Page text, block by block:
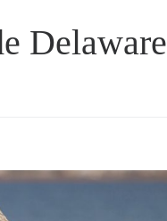
Delaware